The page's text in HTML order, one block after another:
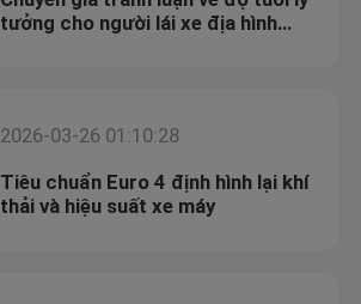
tưởng cho người lái xe địa hình
2026-03-26 01:10:28
Tiêu chuẩn Euro 4 định hình lại khí
thải và hiệu suất xe máy